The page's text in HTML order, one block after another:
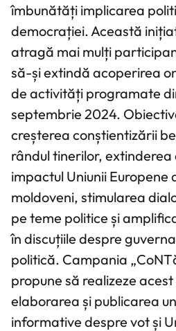
îmbunătăți implicarea
democrației. Această
atragă mai mulți
să-și extindă acoperirea
de activități programate
septembrie 2024.
creșterea conștientizării
rândul tinerilor,
impactul Uniunii Europene
moldoveni, stimularea
pe teme politice și
în discuțiile despre
politică. Campania
propune să realizeze
elaborarea și publicarea
informative despre vot și